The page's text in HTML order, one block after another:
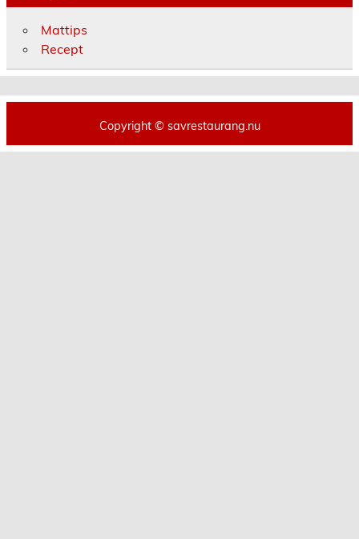
Mattips
Recept
Copyright © savrestaurang.nu